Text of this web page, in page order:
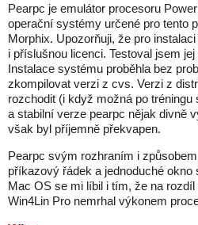
Pearpc je emulátor procesoru
operační systémy určené pro tento
Morphix. Upozorňuji, že pro
i příslušnou licenci. Testoval jsem
Instalace systému proběhla bez
zkompilovat verzi z cvs. Verzi z
rozchodit (i když možná po
a stabilní verze pearpc nějak divně
však byl příjemně překvapen.
Pearpc svým rozhraním i
příkazový řádek a jednoduché
Mac OS se mi líbil i tím, že na
Win4Lin Pro nemrhal výkonem